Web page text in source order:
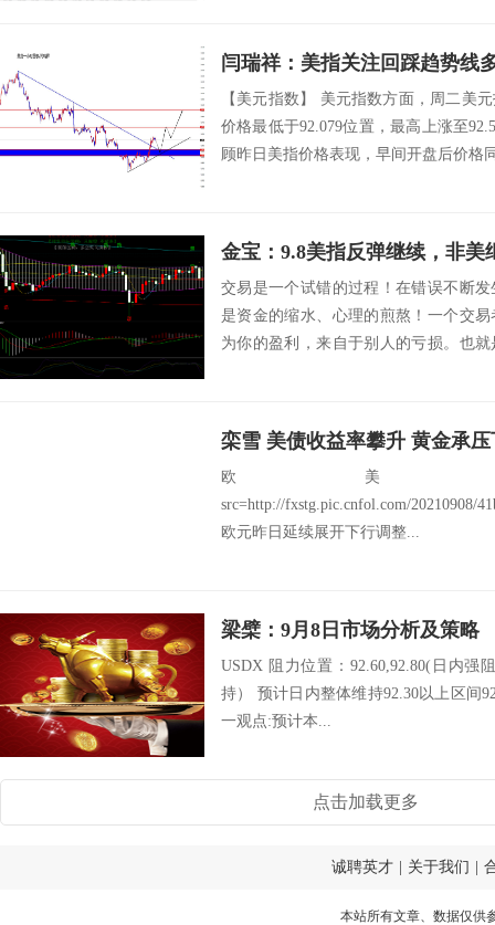
闫瑞祥：美指关注回踩趋势线
【美元指数】 美元指数方面，周二美
价格最低于92.079位置，最高上涨至
顾昨日美指价格表现，早间开盘后价格
金宝：9.8美指反弹继续，非美
交易是一个试错的过程！在错误不断
是资金的缩水、心理的煎熬！一个交
为你的盈利，来自于别人的亏损。也
栾雪 美债收益率攀升 黄金承压
欧美：
src=http://fxstg.pic.cnfol.com/20210908/
欧元昨日延续展开下行调整...
梁檗：9月8日市场分析及策略
USDX 阻力位置：92.60,92.80(日内强
持） 预计日内整体维持92.30以上区间
一观点:预计本...
点击加载更多
诚聘英才 关于我们
本站所有文章、数据仅供